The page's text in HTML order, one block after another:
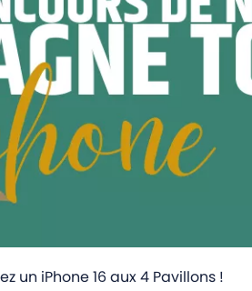
un iPhone 16 aux 4 Pavillons !